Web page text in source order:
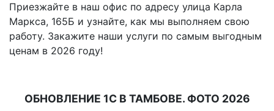
Приезжайте в наш офис по адресу улица Карла
Маркса, 165Б и узнайте, как мы выполняем свою
работу. Закажите наши услуги по самым выгодным
ценам в 2026 году!
ОБНОВЛЕНИЕ 1С В ТАМБОВЕ. ФОТО 2026